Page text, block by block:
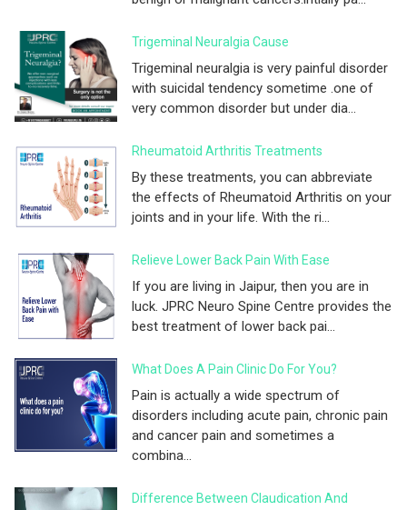
Trigeminal Neuralgia Cause
Trigeminal neuralgia is very painful disorder
with suicidal tendency sometime .one of
very common disorder but under dia...
Rheumatoid Arthritis Treatments
By these treatments, you can abbreviate
the effects of Rheumatoid Arthritis on your
joints and in your life. With the ri...
Relieve Lower Back Pain With Ease
If you are living in Jaipur, then you are in
luck. JPRC Neuro Spine Centre provides the
best treatment of lower back pai...
What Does A Pain Clinic Do For You?
Pain is actually a wide spectrum of
disorders including acute pain, chronic pain
and cancer pain and sometimes a
combina...
Difference Between Claudication And